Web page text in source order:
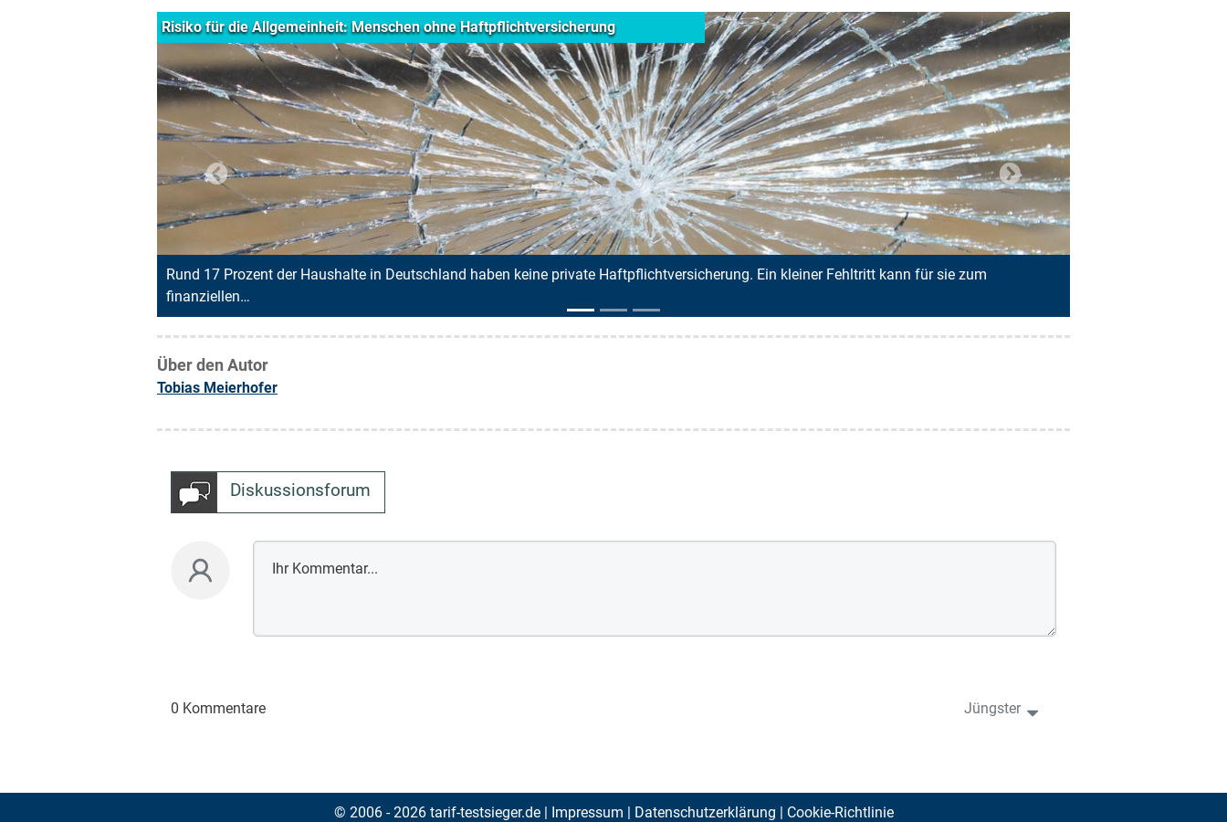
ohne Haftpflichtversicherung
Deutschland haben keine private Haftpflichtversicherung. Ein kleiner Fehltritt kann für sie zum
Alles wird teurer: So kannst du sparen
Ob Heizkosten, Kraftstoff oder Lebensmittel – überall steigen die Preise! Die
Previous Next
Über den Autor
Tobias Meierhofer
Diskussionsforum
0 Kommentare Jüngster
© 2006 - 2026 tarif-testsieger.de | Impressum | Datenschutzerklärung | Cookie-Richtlinie